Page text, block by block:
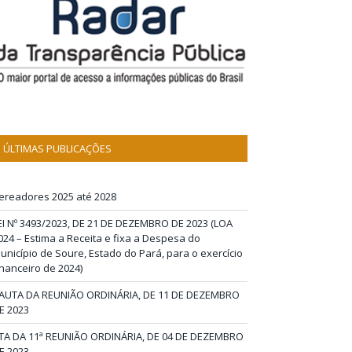
ÚLTIMAS PUBLICAÇÕES
2025 até 2028
Nº 3493/2023, DE 21 DE DEZEMBRO DE 2023 (LOA
– Estima a Receita e fixa a Despesa do
de Soure, Estado do Pará, para o exercício
de 2024)
DA REUNIÃO ORDINÁRIA, DE 11 DE DEZEMBRO
2023
DA 11ª REUNIÃO ORDINÁRIA, DE 04 DE DEZEMBRO